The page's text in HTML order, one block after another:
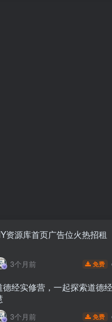
资源库首页广告位火热招租
3个月前 免费
德经实修营，一起探索道德
3个月前 免费